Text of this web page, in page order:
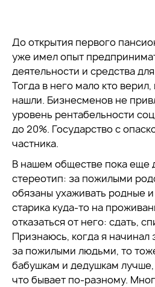
До открытия первого
уже имел опыт
деятельности и средства
Тогда в него мало кто
нашли. Бизнесменов не
уровень рентабельности
до 20%. Государство с
частника.
В нашем обществе пока еще
стереотип: за пожилыми
обязаны ухаживать родные
старика куда-то на
отказаться от него: сдать,
Признаюсь, когда я начинал
за пожилыми людьми, то
бабушкам и дедушкам
что бывает по-разному.